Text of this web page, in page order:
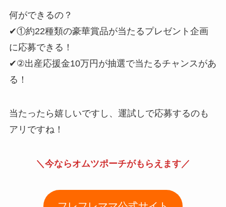
何ができるの？
✔①約22種類の豪華賞品が当たるプレゼント企画
に応募できる！
✔②出産応援金10万円が抽選で当たるチャンスがあ
る！
当たったら嬉しいですし、運試しで応募するのも
アリですね！
＼今ならオムツポーチがもらえます／